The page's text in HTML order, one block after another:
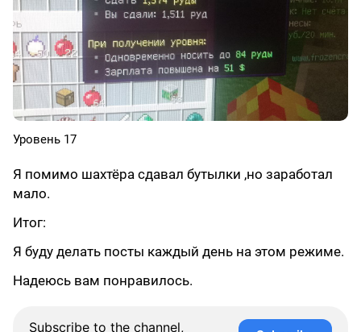
Уровень 17
Я помимо шахтёра сдавал бутылки ,но заработал
мало.
Итог:
Я буду делать посты каждый день на этом режиме.
Надеюсь вам понравилось.
Subscribe to the channel,